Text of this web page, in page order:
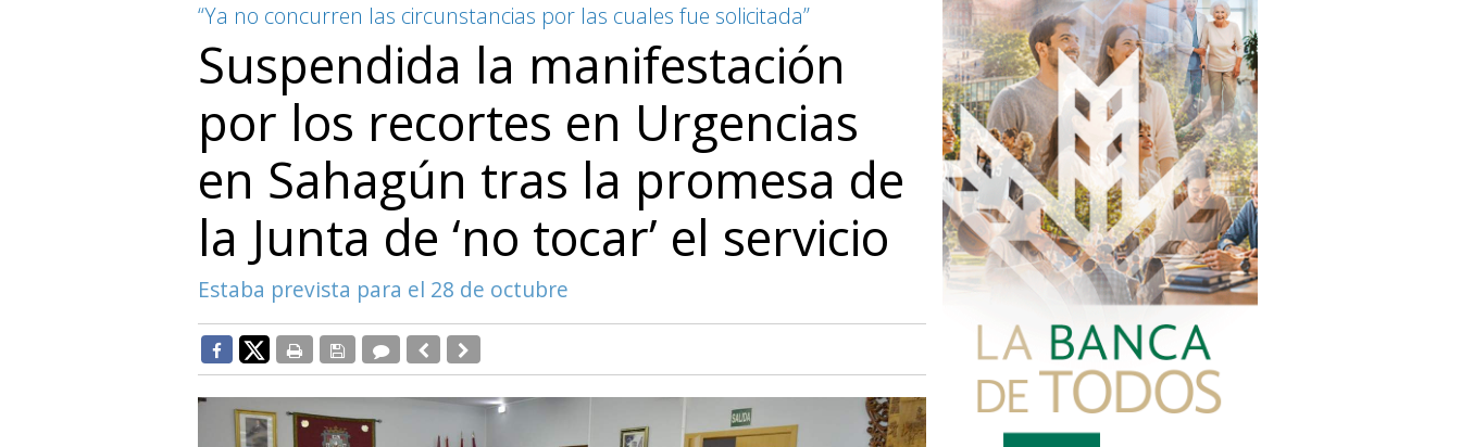
“Ya no concurren las circunstancias por las cuales fue solicitada”
Suspendida la manifestación
por los recortes en Urgencias
en Sahagún tras la promesa de
la Junta de ‘no tocar’ el servicio
Estaba prevista para el 28 de octubre